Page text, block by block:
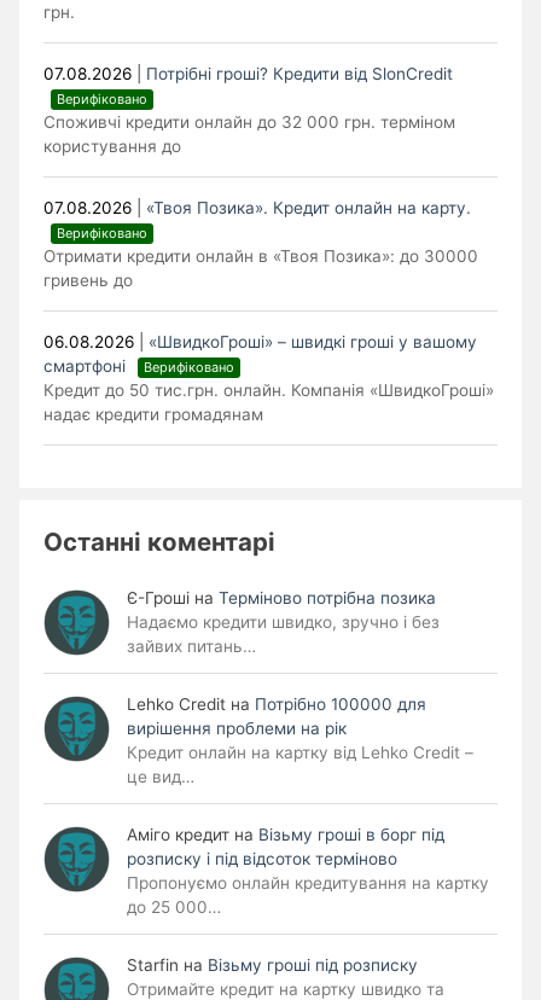
грн.
07.08.2026 Потрібні гроші? Кредити від SlonCredit
Верифіковано
Споживчі кредити онлайн до 32 000 грн. терміном
користування до
07.08.2026 «Твоя Позика». Кредит онлайн на карту.
Верифіковано
Отримати кредити онлайн в «Твоя Позика»: до 30000
гривень до
06.08.2026
«ШвидкоГроші» – швидкі гроші у вашому
смартфоні
Верифіковано
Кредит до 50 тис.грн. онлайн. Компанія «ШвидкоГроші»
надає кредити громадянам
Останні коментарі
Є-Гроші на Терміново потрібна позика
Надаємо кредити швидко, зручно і без
зайвих питань…
Lehko Сredit на Потрібно 100000 для
вирішення проблеми на рік
Кредит онлайн на картку від Lehko Credit –
це вид…
Аміго кредит на Візьму гроші в борг під
розписку і під відсоток терміново
Пропонуємо онлайн кредитування на картку
до 25 000…
Starfin на Візьму гроші під розписку
Отримайте кредит на картку швидко та